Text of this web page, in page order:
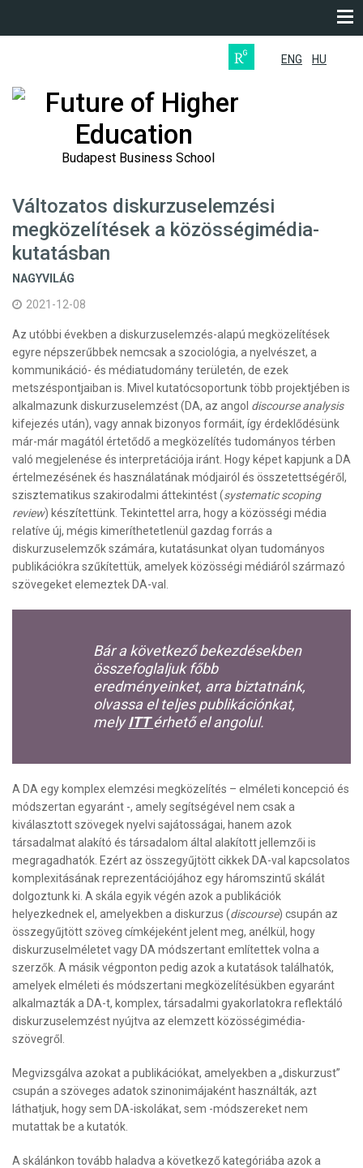
ENG HU
Future of Higher
Education
Budapest Business School
Változatos diskurzuselemzési
megközelítések a közösségimédia-
kutatásban
NAGYVILÁG
2021-12-08
Az utóbbi években a diskurzuselemzés-alapú megközelítések
egyre népszerűbbek nemcsak a szociológia, a nyelvészet, a
kommunikáció- és médiatudomány területén, de ezek
metszéspontjaiban is. Mivel kutatócsoportunk több projektjében is
alkalmazunk diskurzuselemzést (DA, az angol discourse analysis
kifejezés után), vagy annak bizonyos formáit, így érdeklődésünk
már-már magától értetődő a megközelítés tudományos térben
való megjelenése és interpretációja iránt. Hogy képet kapjunk a DA
értelmezésének és használatának módjairól és összetettségéről,
szisztematikus szakirodalmi áttekintést (systematic scoping
review) készítettünk. Tekintettel arra, hogy a közösségi média
relatíve új, mégis kimeríthetetlenül gazdag forrás a
diskurzuselemzők számára, kutatásunkat olyan tudományos
publikációkra szűkítettük, amelyek közösségi médiáról származó
szövegeket elemeztek DA-val.
Bár a következő bekezdésekben
összefoglaljuk főbb
eredményeinket, arra biztatnánk,
olvassa el teljes publikációnkat,
mely ITT érhető el angolul.
A DA egy komplex elemzési megközelítés – elméleti koncepció és
módszertan egyaránt -, amely segítségével nem csak a
kiválasztott szövegek nyelvi sajátosságai, hanem azok
társadalmat alakító és társadalom által alakított jellemzői is
megragadhatók. Ezért az összegyűjtött cikkek DA-val kapcsolatos
komplexitásának reprezentációjához egy háromszintű skálát
dolgoztunk ki. A skála egyik végén azok a publikációk
helyezkednek el, amelyekben a diskurzus (discourse) csupán az
összegyűjtött szöveg címkéjeként jelent meg, anélkül, hogy
diskurzuselméletet vagy DA módszertant említettek volna a
szerzők. A másik végponton pedig azok a kutatások találhatók,
amelyek elméleti és módszertani megközelítésükben egyaránt
alkalmazták a DA-t, komplex, társadalmi gyakorlatokra reflektáló
diskurzuselemzést nyújtva az elemzett közösségimédia-
szövegről.
Megvizsgálva azokat a publikációkat, amelyekben a „diskurzust”
csupán a szöveges adatok szinonimájaként használták, azt
láthatjuk, hogy sem DA-iskolákat, sem -módszereket nem
mutattak be a kutatók.
A skálánkon tovább haladva a következő kategóriába azok a